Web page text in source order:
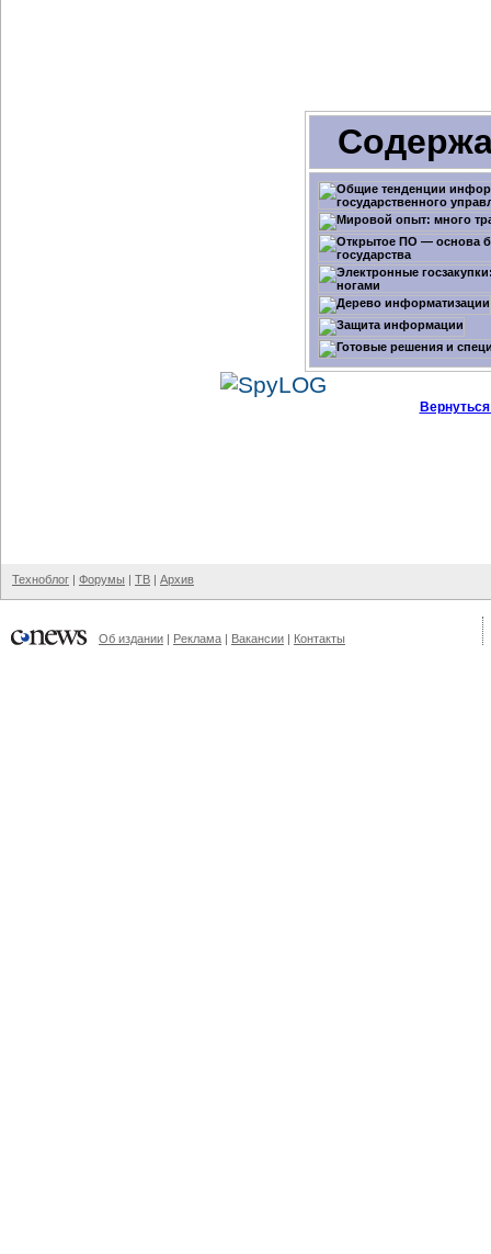
Техноблог | Форумы | ТВ | Архив
Об издании | Реклама | Вакансии | Контакты